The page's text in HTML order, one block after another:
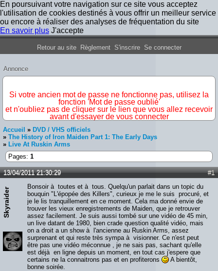
En poursuivant votre navigation sur ce site vous acceptez
l'utilisation de cookies destinés à vous offrir un meilleur service
ou encore à réaliser des analyses de fréquentation du site
En savoir plus J'accepte
Forum Iron Maiden France
Retour au site Règlement S'inscrire Se connecter
Annonce
Si votre ancien mot de passe ne fonctionne pas, utilisez la
fonction 'Mot de passe oublié'
et n'oubliez pas de cliquer sur le lien que vous allez recevoir
avant d'essayer de vous connecter
Accueil » DVD / VHS officiels
» The History of Iron Maiden Part 1: The Early Days
» Live At Ruskin Arms
Pages: 1
#1
13/04/2011 21:30:29
Skyraider
Bonsoir à toutes et à tous. Quelqu'un parlait dans un topic du
bouquin "L'épopée des Killers", curieux je me le suis procuré, et
je le lis tranquillement en ce moment. Cela ma donné envie de
trouver les vieux enregistrements de Maiden, que je retrouver
assez facilement. Je suis aussi tombé sur une vidéo de 45 min,
un live datant de 1980, bien crade question qualité vidéo, mais
on a droit a un show à l'ancienne au Ruskin Arms, assez
surprenant et qui reste très sympa à visionner. Ce n'est peut
être pas une vidéo méconnue , je ne sais pas, sachant qu'elle
est déjà en ligne depuis un moment, en tout cas j'espere que
certains ne la connaitrons pas et en profiterons
A bientôt,
bonne soirée.